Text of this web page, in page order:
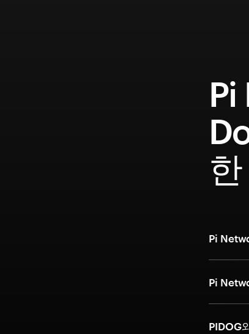
Pi
Pi
PIDOG